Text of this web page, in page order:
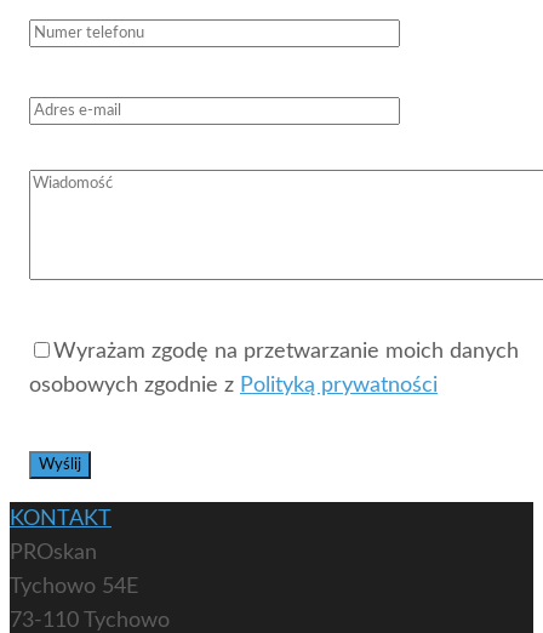
Wyrażam zgodę na przetwarzanie moich danych
osobowych zgodnie z Polityką prywatności
KONTAKT
PROskan
Tychowo 54E
73-110 Tychowo